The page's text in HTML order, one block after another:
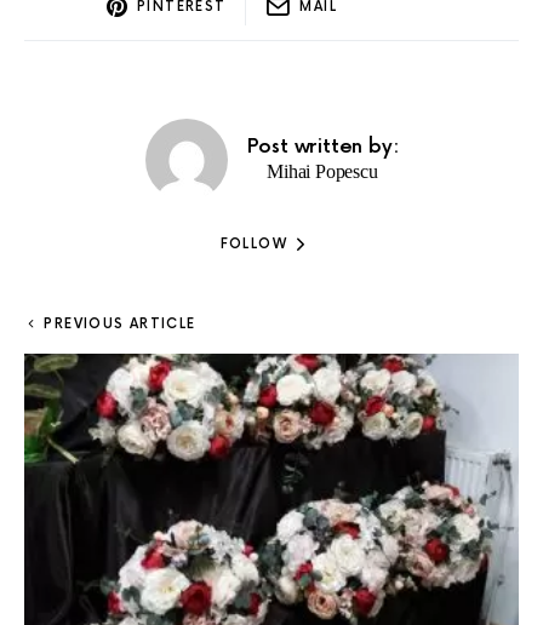
PINTEREST MAIL
Post written by:
Mihai Popescu
FOLLOW
PREVIOUS ARTICLE